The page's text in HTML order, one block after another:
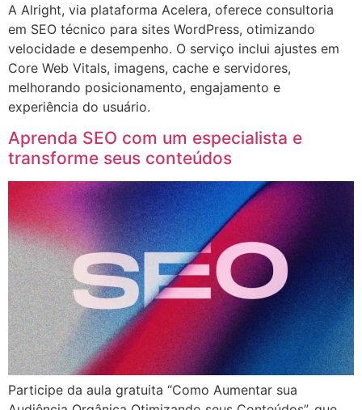
A Alright, via plataforma Acelera, oferece consultoria
em SEO técnico para sites WordPress, otimizando
velocidade e desempenho. O serviço inclui ajustes em
Core Web Vitals, imagens, cache e servidores,
melhorando posicionamento, engajamento e
experiência do usuário.
Aprenda SEO com um especialista e
transforme seus conteúdos
Participe da aula gratuita “Como Aumentar sua